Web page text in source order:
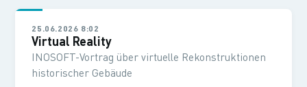
25.06.2026 8:02
Virtual Reality
INOSOFT-Vortrag über virtuelle Rekonstruktionen
historischer Gebäude